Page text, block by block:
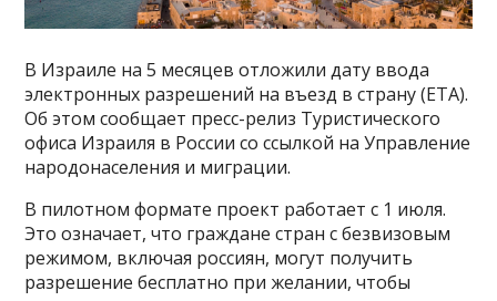
В Израиле на 5 месяцев отложили дату ввода
электронных разрешений на въезд в страну (ETA).
Об этом сообщает пресс-релиз Туристического
офиса Израиля в России со ссылкой на Управление
народонаселения и миграции.
В пилотном формате проект работает с 1 июля.
Это означает, что граждане стран с безвизовым
режимом, включая россиян, могут получить
разрешение бесплатно при желании, чтобы